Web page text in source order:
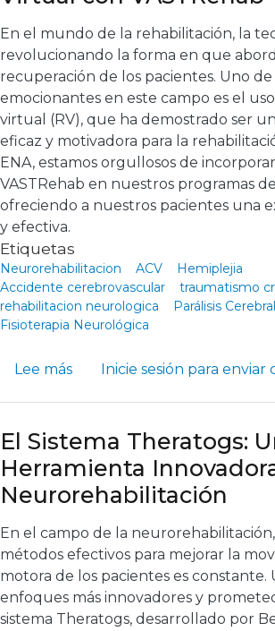
En el mundo de la rehabilitación, la
revolucionando la forma en que
recuperación de los pacientes. Uno de
emocionantes en este campo es el
virtual (RV), que ha demostrado ser
eficaz y motivadora para la
ENA, estamos orgullosos de
VASTRehab en nuestros programas
ofreciendo a nuestros pacientes una
y efectiva.
Etiquetas
Neurorehabilitacion ACV
Hemiplejia
Accidente cerebrovascular
traumatismo
rehabilitacion neurologica
Parálisis Cerebral
Fisioterapia Neurológica
Lee mássobre Los Beneficios de la
Inicie sesión para enviar
El Sistema Theratogs:
Herramienta
Neurorehabilitación
En el campo de la
métodos efectivos para mejorar la
motora de los pacientes es constante.
enfoques más innovadores y
sistema Theratogs, desarrollado por